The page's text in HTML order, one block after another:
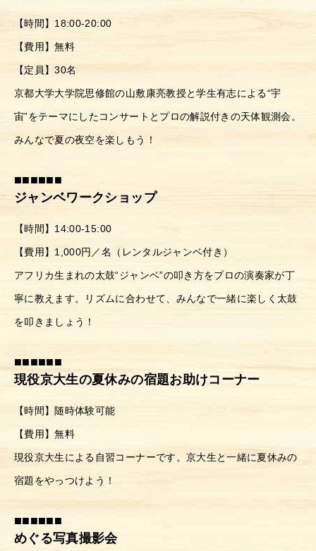
アクセス
お問い合わせ
【時間】18:00-20:00
【費用】無料
【定員】30名
京都大学大学院思修館の山敷康亮教授と学生有志による“宇
宙”をテーマにしたコンサートとプロの解説付きの天体観測会。
みんなで夏の夜空を楽しもう！
■■■■■■
ジャンベワークショップ
【時間】14:00-15:00
【費用】1,000円／名（レンタルジャンベ付き）
アフリカ生まれの太鼓“ジャンベ”の叩き方をプロの演奏家が丁
寧に教えます。リズムに合わせて、みんなで一緒に楽しく太鼓
を叩きましょう！
■■■■■■
現役京大生の夏休みの宿題お助けコーナー
【時間】随時体験可能
【費用】無料
現役京大生による自習コーナーです。京大生と一緒に夏休みの
宿題をやっつけよう！
■■■■■■
めぐる写真撮影会